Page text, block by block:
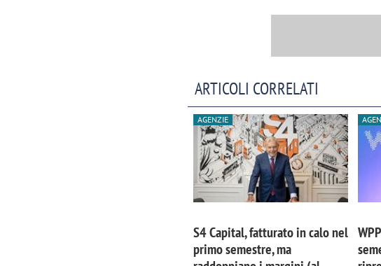
ARTICOLI CORRELATI
AGENZIE
S4 Capital, fatturato in calo nel
primo semestre, ma